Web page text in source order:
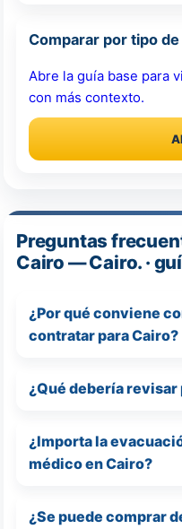
Comparar por tipo
Abre la guía base para
con más contexto.
Preguntas
Cairo — Cairo. ·
¿Por qué conviene
contratar para Cairo?
¿Qué debería
¿Importa la
médico en Cairo?
¿Se puede comprar